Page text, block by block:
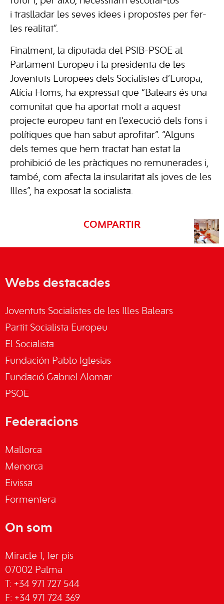
i traslladar les seves idees i propostes per fer-
les realitat”.
Finalment, la diputada del PSIB-PSOE al
Parlament Europeu i la presidenta de les
Joventuts Europees dels Socialistes d’Europa,
Alícia Homs, ha expressat que “Balears és una
comunitat que ha aportat molt a aquest
projecte europeu tant en l’execució dels fons i
polítiques que han sabut aprofitar”. “Alguns
dels temes que hem tractat han estat la
prohibició de les pràctiques no remunerades i,
també, com afecta la insularitat als joves de les
Illes”, ha exposat la socialista.
COMPARTIR
Webs destacades
Joventuts Socialistes de les Illes Balears
Partit Socialista Europeu
El Socialista
Fundación Pablo Iglesias
Fundació Gabriel Alomar
PSOE
Federacions
Mallorca
Menorca
Eivissa
Formentera
On som
Miracle 1, 1er pis
07002 Palma
T: +34 971 727 544
F: +34 971 724 369